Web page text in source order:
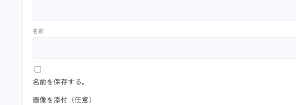
名前
名前を保存する。
画像を添付（任意）